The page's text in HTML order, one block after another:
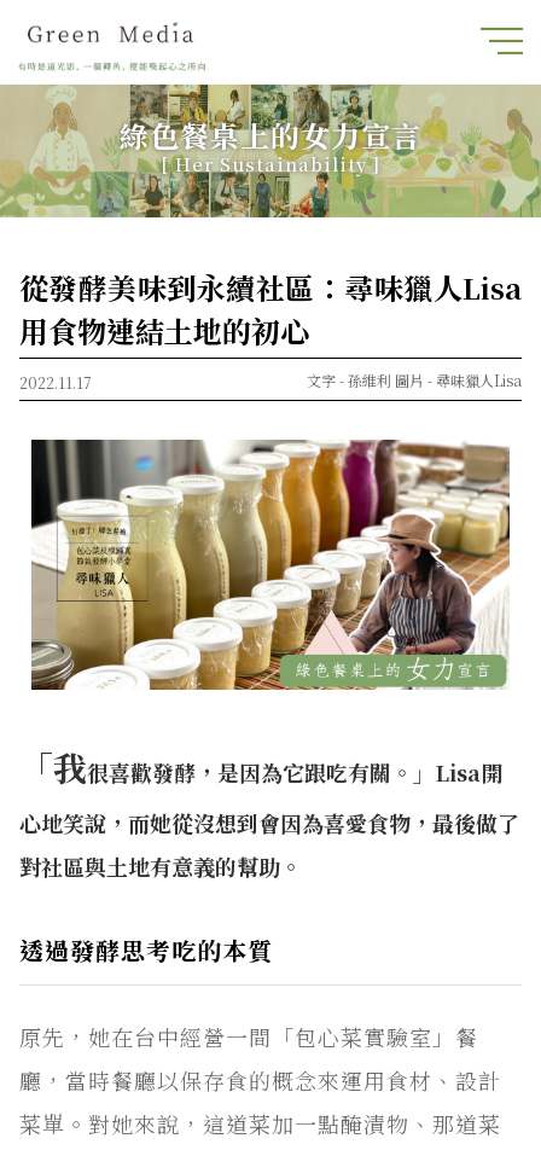
綠色餐桌上的女力宣言
[ Her Sustainability ]
從發酵美味到永續社區：尋味獵人Lisa
用食物連結土地的初心
2022.11.17 圖片 -尋味獵人Lisa
文字 -孫維利
「我很喜歡發酵，是因為它跟吃有關。」Lisa開
心地笑說，而她從沒想到會因為喜愛食物，最後做了
對社區與土地有意義的幫助。
透過發酵思考吃的本質
原先，她在台中經營一間「包心菜實驗室」餐
廳，當時餐廳以保存食的概念來運用食材、設計
菜單。對她來說，這道菜加一點醃漬物、那道菜